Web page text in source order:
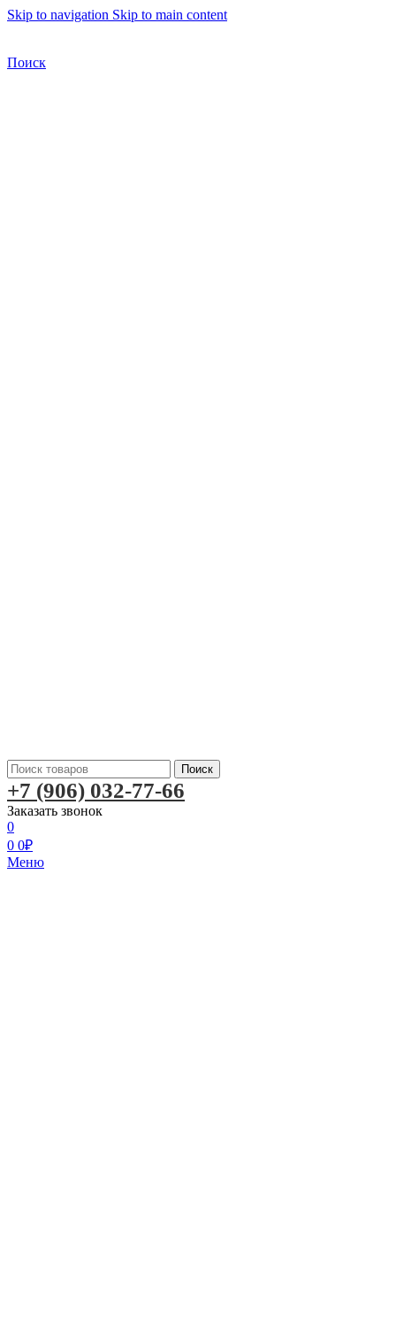
Skip to navigation Skip to main content
Поиск
Поиск
+7 (906) 032-77-66
Заказать звонок
0
0 0₽
Меню